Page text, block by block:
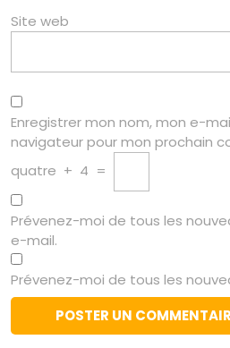
Site web
Enregistrer mon nom, mon e-
navigateur pour mon prochain
quatre + 4 =
Prévenez-moi de tous les
e-mail.
Prévenez-moi de tous les